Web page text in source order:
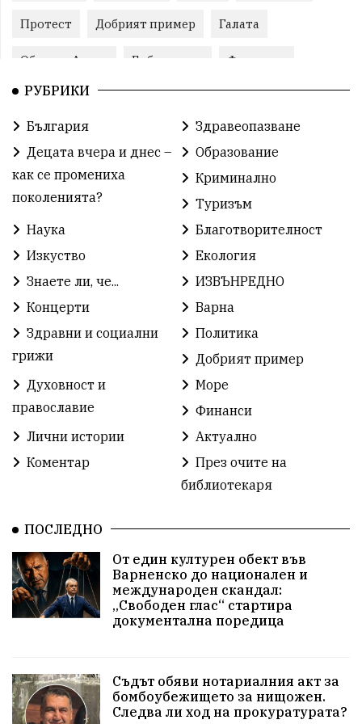
Протест Добрият пример Галата
Община Аврен Библиотека Фестивал
Финанси
Театър Спорт за деца История
Градски транспорт Нов протест
Безплатни прегледи Волейбол Карин дом
Зелена Енергия Ден на детето
Книги Ветрогенератори Девня
Ден на народните будители Изложба
Детски градини Богоявление
Разрушеното бомбоубежище
Избори 2026 Дарения
Концерт
едрогабаритни отпадъци
Културни и спортни събития Аспарухово
Безводие пожари Тенис Вълчи дол
Училища Лична инициатива Величие
Приют за кучета Култура и образование
РУБРИКИ
България
Здравеопазване
Децата вчера и днес –
как се промениха
поколенията?
Образование
Криминално
Туризъм
Наука
Благотворителност
Изкуство
Екология
Знаете ли, че...
ИЗВЪНРЕДНО
Концерти
Варна
Здравни и социални
грижи
Политика
Добрият пример
Духовност и
православие
Море
Финанси
Лични истории
Актуално
Коментар
През очите на
библиотекаря
ПОСЛЕДНО
От един културен обект във
Варненско до национален и
международен скандал:
„Свободен глас“ стартира
документална поредица
Съдът обяви нотариалния акт за
бомбоубежището за нищожен.
Следва ли ход на прокуратурата?